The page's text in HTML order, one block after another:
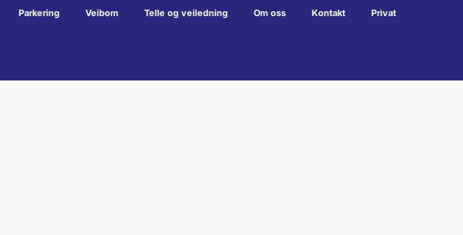
Parkering Veibom Telle og veiledning Om oss Kontakt Privat